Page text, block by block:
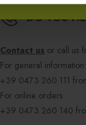
DO YOU
Contact us or call us
For general information:
+39 0473 260 111
For online orders:
+39 0473 260 140